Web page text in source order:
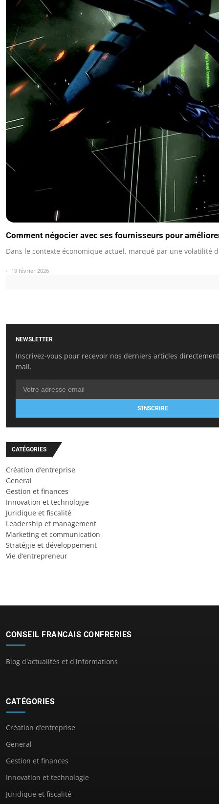
Comment négocier avec ses fournisseurs pour
Dans le contexte économique actuel, marqué par une volatilité
19 février 2026
NEWSLETTER
Inscrivez-vous pour recevoir nos derniers articles
mail.
S'INSCRIRE
CATÉGORIES
Création d’entreprise
General
Gestion et finances
Innovation et technologie
Juridique et fiscalité
Leadership et management
Marketing et communication
Stratégie et développement
Vie d’entrepreneur
CONSEIL FRANCAIS CONFRERIES
Blog d'actualités et d'informations
CATÉGORIES
Création d’entreprise
General
Gestion et finances
Innovation et technologie
Juridique et fiscalité